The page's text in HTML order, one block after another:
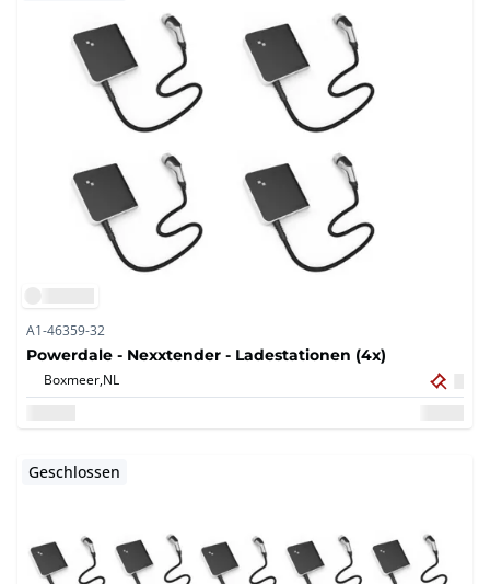
A1-46359-32
Powerdale - Nexxtender - Ladestationen (4x)
Boxmeer,NL
Geschlossen